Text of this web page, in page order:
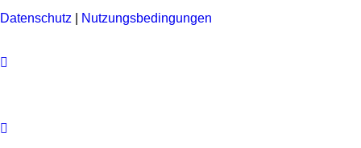
Datenschutz
Nutzungsbedingungen